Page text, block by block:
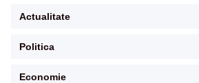
Actualitate
Politica
Economie